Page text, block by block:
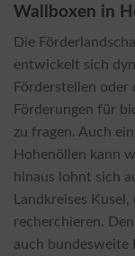
Wallboxen in
Die
entwickelt sich
Förderstellen oder
Förderungen für
zu fragen. Auch
Hohenöllen kann
hinaus lohnt sich
Landkreises
recherchieren.
auch bundesweite